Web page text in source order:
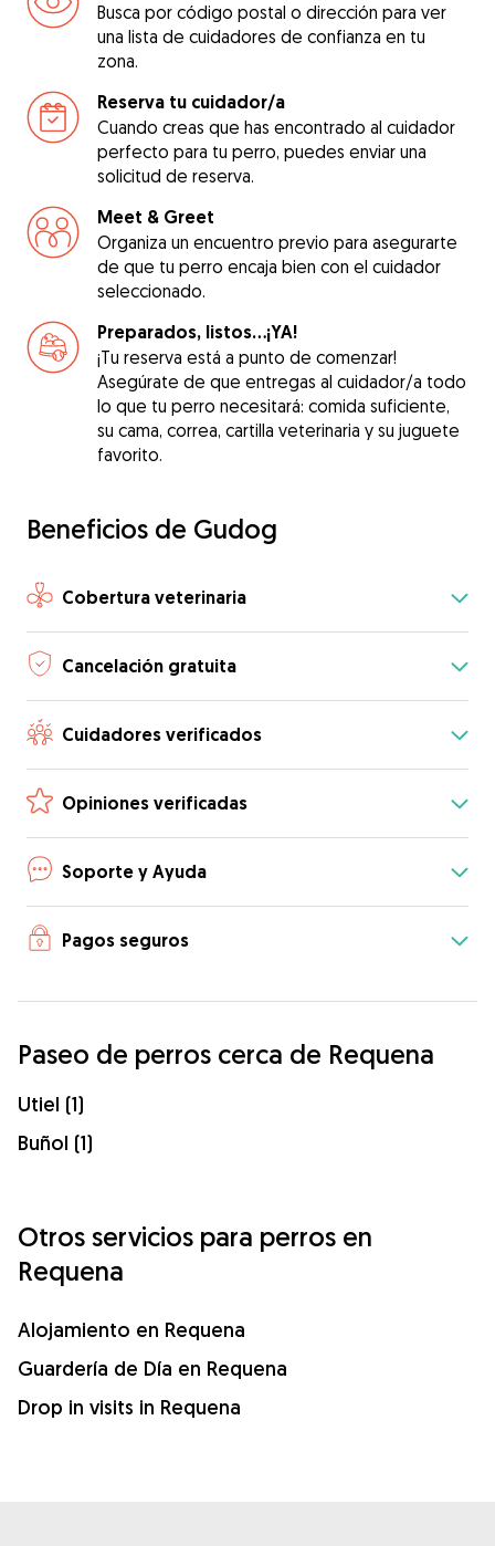
Busca por código postal o dirección para ver
una lista de cuidadores de confianza en tu
zona.
Reserva tu cuidador/a
Cuando creas que has encontrado al cuidador
perfecto para tu perro, puedes enviar una
solicitud de reserva.
Meet & Greet
Organiza un encuentro previo para asegurarte
de que tu perro encaja bien con el cuidador
seleccionado.
Preparados, listos...¡YA!
¡Tu reserva está a punto de comenzar!
Asegúrate de que entregas al cuidador/a todo
lo que tu perro necesitará: comida suficiente,
su cama, correa, cartilla veterinaria y su juguete
favorito.
Beneficios de Gudog
Cobertura veterinaria
Cancelación gratuita
Cuidadores verificados
Opiniones verificadas
Soporte y Ayuda
Pagos seguros
Paseo de perros cerca de Requena
Utiel (1)
Buñol (1)
Otros servicios para perros en
Requena
Alojamiento en Requena
Guardería de Día en Requena
Drop in visits in Requena